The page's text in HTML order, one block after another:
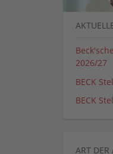
2026/27
BECK
BECK
ART DER